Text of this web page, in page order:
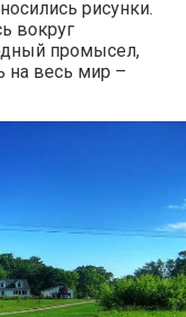
рисунки.
вокруг
промысел,
на весь мир –